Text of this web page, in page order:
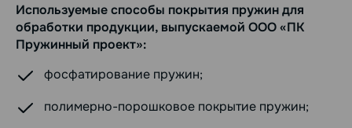
Используемые способы покрытия пружин для
обработки продукции, выпускаемой ООО «ПК
Пружинный проект»:
фосфатирование пружин;
полимерно-порошковое покрытие пружин;